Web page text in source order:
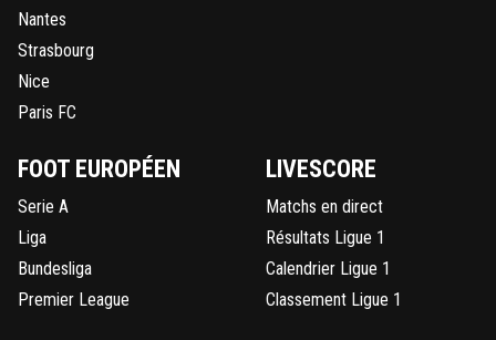
Nantes
Strasbourg
Nice
Paris FC
FOOT EUROPÉEN
Serie A
Liga
Bundesliga
Premier League
LIVESCORE
Matchs en direct
Résultats Ligue 1
Calendrier Ligue 1
Classement Ligue 1